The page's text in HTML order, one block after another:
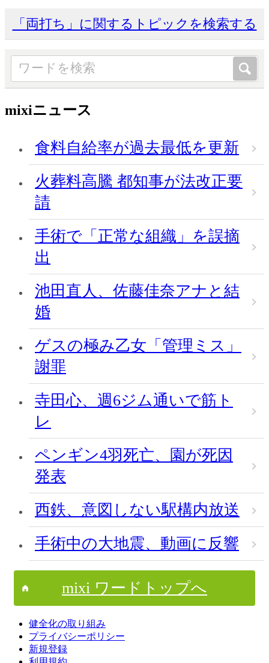
「両打ち」に関するトピックを検索する
mixiニュース
食料自給率が過去最低を更新
火葬料高騰 都知事が法改正要
請
手術で「正常な組織」を誤摘
出
池田直人、佐藤佳奈アナと結
婚
ゲスの極み乙女「管理ミス」
謝罪
寺田心、週6ジム通いで筋ト
レ
ペンギン4羽死亡、園が死因
発表
西鉄、意図しない駅構内放送
手術中の大地震、動画に反響
mixi ワードトップへ
健全化の取り組み
プライバシーポリシー
新規登録